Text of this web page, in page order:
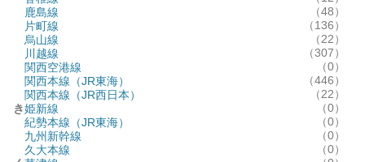
鹿島線
（48）
片町線
（136）
烏山線
（22）
川越線
（307）
関西空港線
（0）
関西本線（JR東海）
（446）
関西本線（JR西日本）
（22）
き姫新線
（0）
紀勢本線（JR東海）
（0）
九州新幹線
（0）
久大本線
（0）